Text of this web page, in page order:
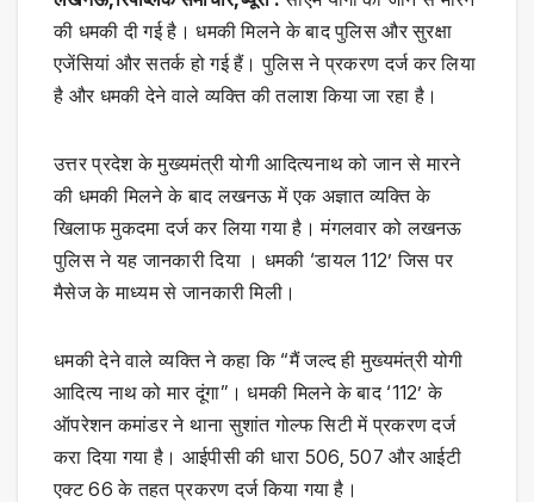
की धमकी दी गई है। धमकी मिलने के बाद पुलिस और सुरक्षा
एजेंसियां और सतर्क हो गई हैं। पुलिस ने प्रकरण दर्ज कर लिया
है और धमकी देने वाले व्यक्ति की तलाश किया जा रहा है।
उत्तर प्रदेश के मुख्यमंत्री योगी आदित्यनाथ को जान से मारने
की धमकी मिलने के बाद लखनऊ में एक अज्ञात व्यक्ति के
खिलाफ मुकदमा दर्ज कर लिया गया है। मंगलवार को लखनऊ
पुलिस ने यह जानकारी दिया । धमकी ‘डायल 112’ जिस पर
मैसेज के माध्यम से जानकारी मिली।
धमकी देने वाले व्यक्ति ने कहा कि “मैं जल्द ही मुख्यमंत्री योगी
आदित्य नाथ को मार दूंगा”। धमकी मिलने के बाद ‘112’ के
ऑपरेशन कमांडर ने थाना सुशांत गोल्फ सिटी में प्रकरण दर्ज
करा दिया गया है। आईपीसी की धारा 506, 507 और आईटी
एक्ट 66 के तहत प्रकरण दर्ज किया गया है।